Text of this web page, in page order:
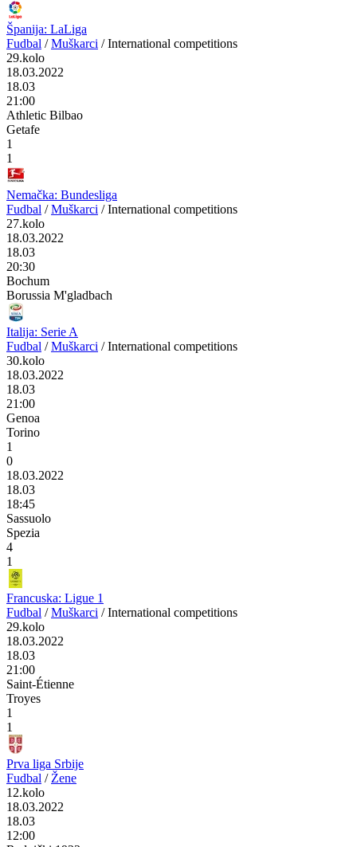
Španija: LaLiga
Fudbal / Muškarci / International competitions
29.kolo
18.03.2022
18.03
21:00
Athletic Bilbao
Getafe
1
1
Nemačka: Bundesliga
Fudbal / Muškarci / International competitions
27.kolo
18.03.2022
18.03
20:30
Bochum
Borussia M'gladbach
Italija: Serie A
Fudbal / Muškarci / International competitions
30.kolo
18.03.2022
18.03
21:00
Genoa
Torino
1
0
18.03.2022
18.03
18:45
Sassuolo
Spezia
4
1
Francuska: Ligue 1
Fudbal / Muškarci / International competitions
29.kolo
18.03.2022
18.03
21:00
Saint-Étienne
Troyes
1
1
Prva liga Srbije
Fudbal / Žene
12.kolo
18.03.2022
18.03
12:00